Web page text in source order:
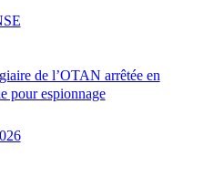
de l’OTAN arrêtée en
pour espionnage